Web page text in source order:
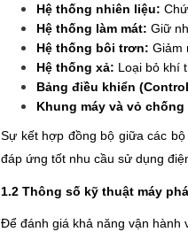
Hệ thống nhiên liệu:
Hệ thống làm mát: Giữ
Hệ thống bôi trơn: Giảm
Hệ thống xả: Loại bỏ khí
Bảng điều khiển
Khung máy và vỏ
Sự kết hợp đồng bộ giữa các
đáp ứng tốt nhu cầu sử dụng
1.2 Thông số kỹ thuật máy
Để đánh giá khả năng vận hành